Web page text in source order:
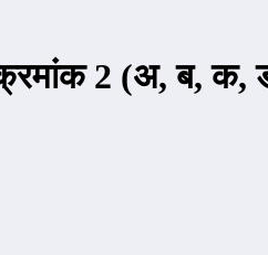
क्रमांक 2 (अ, ब,